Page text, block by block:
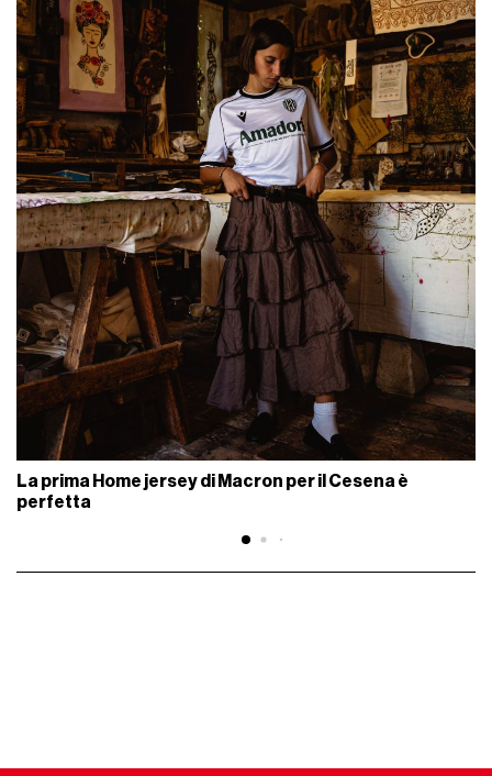
La prima Home jersey di Macron per il Cesena è
perfetta